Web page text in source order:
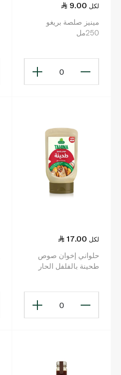
9.00 لكل
مينيز صلصة بريغو
250مل
0
17.00 لكل
حلواني إخوان صوص
طحينة بالفلفل الحار
0